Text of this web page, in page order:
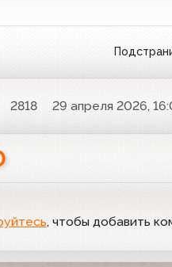
2818 29 апреля 2026,
, чтобы добавить